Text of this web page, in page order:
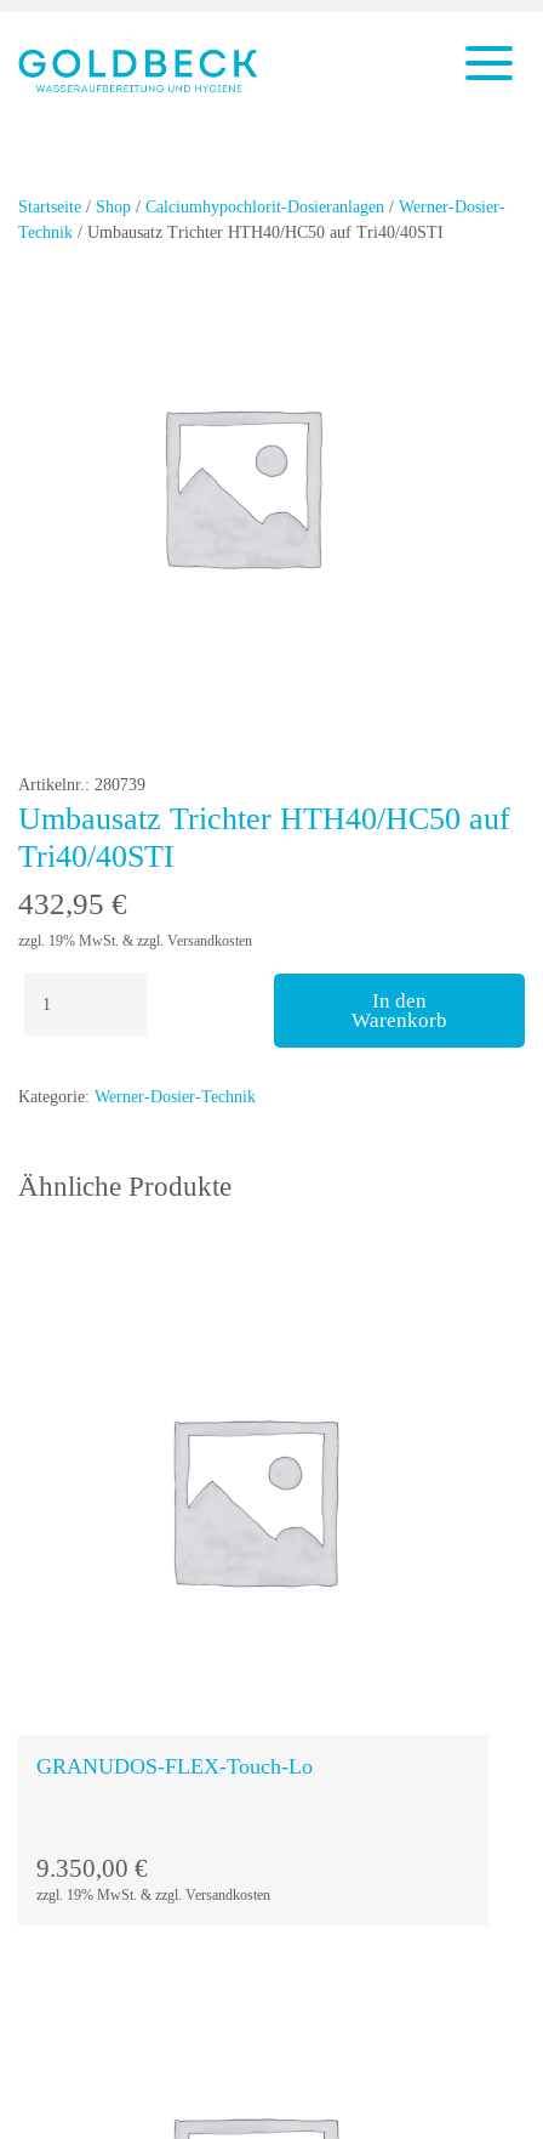
Startseite / Shop / Calciumhypochlorit-Dosieranlagen / Werner-Dosier-
Technik / Umbausatz Trichter HTH40/HC50 auf Tri40/40STI
Artikelnr.: 280739
Umbausatz Trichter HTH40/HC50 auf
Tri40/40STI
432,95 €
zzgl. 19% MwSt. & zzgl. Versandkosten
Trichter
Tri40/40STI
In den
Warenkorb
Kategorie: Werner-Dosier-Technik
Ähnliche Produkte
GRANUDOS-FLEX-Touch-Lo
9.350,00 €
zzgl. 19% MwSt. & zzgl. Versandkosten